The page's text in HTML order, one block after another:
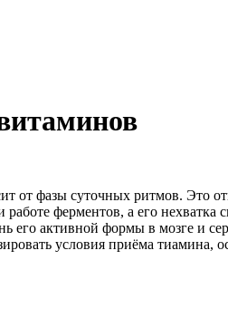
от фазы суточных ритмов. Это
ферментов, а его
активной формы в мозге и
условия приёма тиамина,